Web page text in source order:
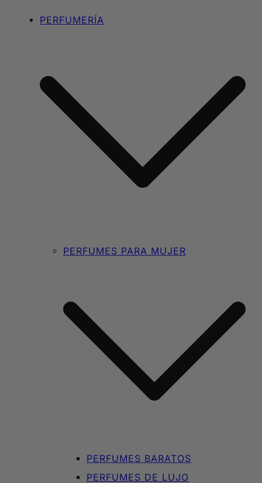
PERFUMERÍA
PERFUMES PARA MUJER
PERFUMES BARATOS
PERFUMES DE LUJO